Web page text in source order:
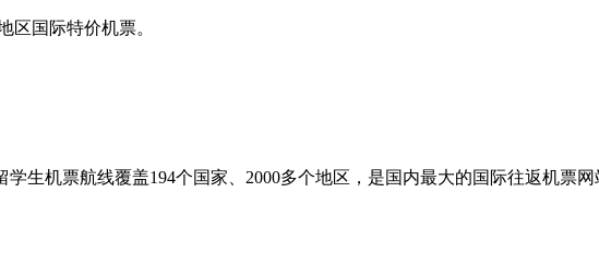
区国际特价机票。
生机票航线覆盖194个国家、2000多个地区，是国内最大的国际往返机票网